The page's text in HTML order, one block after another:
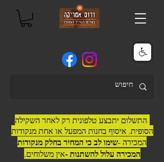
התשלום יתבצע טלפונית רק לאחר השקילה
הסופית. איסוף בחנות המפעל או אחת מנקודות
המכירה -שימו לב כי המחיר בחלק מנקודות
המכירה עלול להשתנות -אין משלוחים.